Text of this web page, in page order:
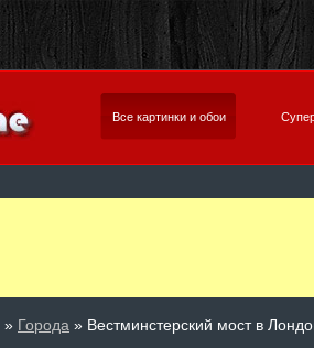
Все картинки и обои
» Города » Вестминстерский мост в